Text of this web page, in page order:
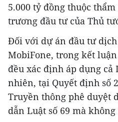
5.000 tỷ đồng thuộc
trương đầu tư của Thủ
Đối với dự án đầu tư
MobiFone, trong kết
đều xác định áp dụng cả
nhiên, tại Quyết định số
Truyền thông phê duyệt
dẫn Luật số 69 mà